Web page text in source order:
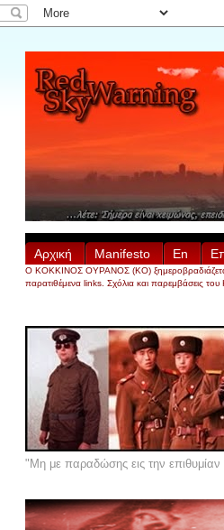
Αρχική Manifesto En
Ο ΚΟΚΚΙΝΟΣ ΟΥΡΑΝΟΣ (ΚΟ) ξημεροβραδιάζεται
παρατιθέμενα links. Σχόλια και παρεμβάσεις
"Μη με παραδώσης εις την επιθυμίαν